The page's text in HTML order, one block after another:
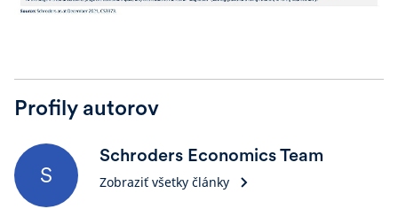
Profily autorov
S
Schroders Economics Team
Zobraziť všetky články